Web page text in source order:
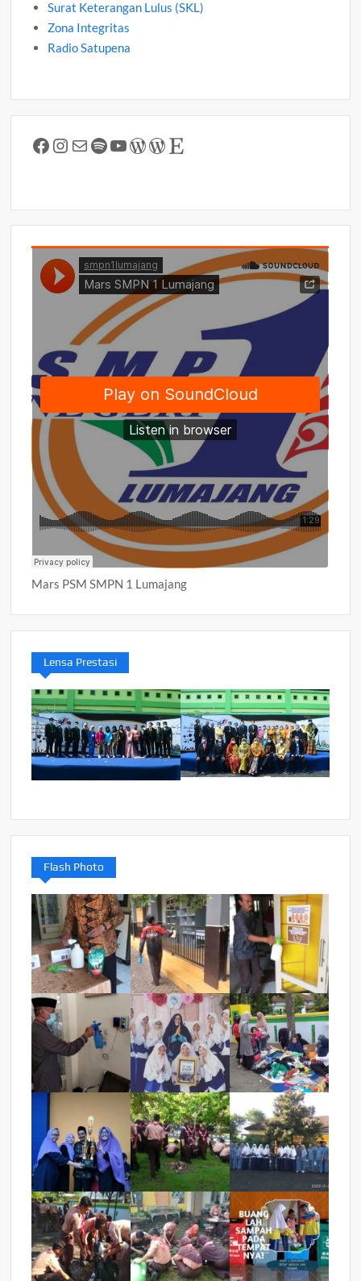
Surat Keterangan Lulus (SKL)
Zona Integritas
Radio Satupena
Facebook
Instagram
MailSpotify
YouTube
WordPress
WordPress
Etsy
Mars PSM SMPN 1 Lumajang
Lensa Prestasi
Flash Photo